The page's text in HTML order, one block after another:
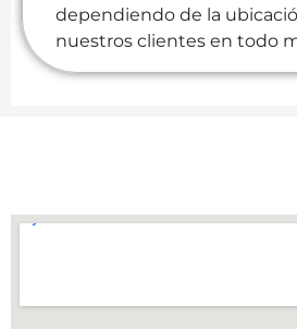
dependiendo de la
nuestros clientes en todo